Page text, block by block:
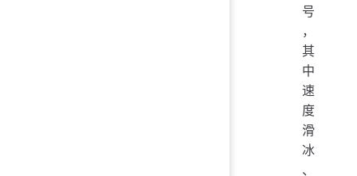
号
，
其
中
速
度
滑
冰
、